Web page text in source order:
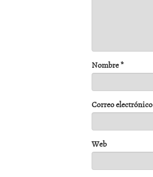
Nombre*
Correo electrónico
Web